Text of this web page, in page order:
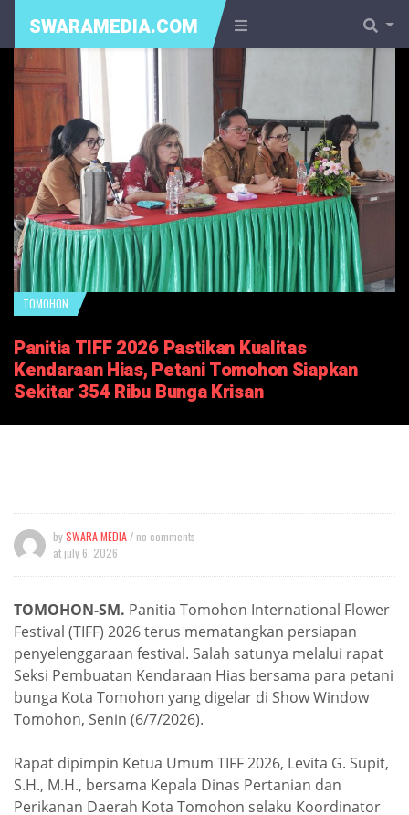
SWARAMEDIA.COM
TOMOHON
Panitia TIFF 2026 Pastikan Kualitas
Kendaraan Hias, Petani Tomohon Siapkan
Sekitar 354 Ribu Bunga Krisan
bySWARA MEDIA / no comments
at july 6, 2026
TOMOHON-SM. Panitia Tomohon International Flower
Festival (TIFF) 2026 terus mematangkan persiapan
penyelenggaraan festival. Salah satunya melalui rapat
Seksi Pembuatan Kendaraan Hias bersama para petani
bunga Kota Tomohon yang digelar di Show Window
Tomohon, Senin (6/7/2026).
Rapat dipimpin Ketua Umum TIFF 2026, Levita G. Supit,
S.H., M.H., bersama Kepala Dinas Pertanian dan
Perikanan Daerah Kota Tomohon selaku Koordinator